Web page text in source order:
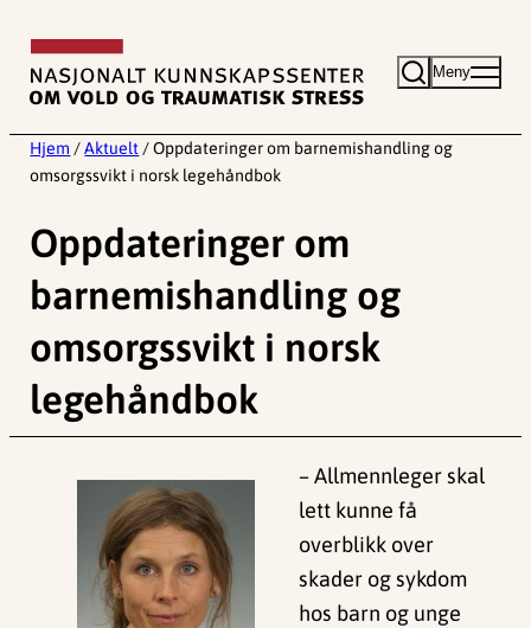
innhold
Meny
Hjem / Aktuelt / Oppdateringer om barnemishandling og
omsorgssvikt i norsk legehåndbok
Oppdateringer om
barnemishandling og
omsorgssvikt i norsk
legehåndbok
– Allmennleger skal
lett kunne få
overblikk over
skader og sykdom
hos barn og unge